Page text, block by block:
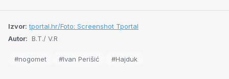
Izvor: tportal.hr/Foto: Screenshot Tportal
Autor: B.T./ V.R
#nogomet #Ivan Perišić #Hajduk